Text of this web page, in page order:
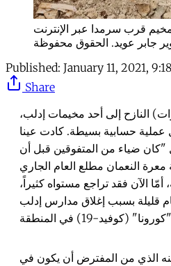
قرب سرمدا عبر الإنترنت
جابر عويد. الحقوق محفوظة
Published: January 11, 2021,
Share
ضياء (10 سنوات) النازح إلى أحد مخيمات إدلب،
حسابية بسيطة. كادت عينا
"كان ضياء من المتفوقين قبل أن
النعمان مطلع العام الجاري
الآن فقد تراجع مستواه كثيراً،
قليلة بسبب إغلاق مدارس إدلب
الذي من المفترض أن يكون في